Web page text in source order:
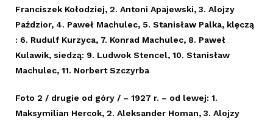
Franciszek Kołodziej, 2. Antoni Apajewski, 3. Alojzy
Paździor, 4. Paweł Machulec, 5. Stanisław Palka, klęczą
: 6. Rudulf Kurzyca, 7. Konrad Machulec, 8. Paweł
Kulawik, siedzą: 9. Ludwok Stencel, 10. Stanisław
Machulec, 11. Norbert Szczyrba
Foto 2 / drugie od góry / – 1927 r. – od lewej: 1.
Maksymilian Hercok, 2. Aleksander Homan, 3. Alojzy